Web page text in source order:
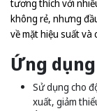
tương thích với
không rẻ, nhưng
về mặt hiệu suất và
Ứng
Sử dụng cho
xuất, giảm